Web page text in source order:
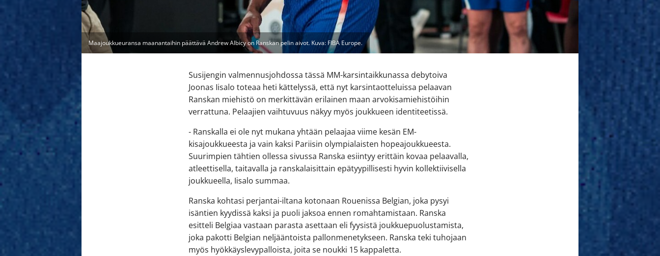
Maajoukkueuransa maanantaihin päättävä Andrew Albicy on Ranskan pelin aivot. Kuva: FIBA Europe.
Susijengin valmennusjohdossa tässä MM-karsintaikkunassa debytoiva
Joonas Iisalo toteaa heti kättelyssä, että nyt karsintaotteluissa pelaavan
Ranskan miehistö on merkittävän erilainen maan arvokisamiehistöihin
verrattuna. Pelaajien vaihtuvuus näkyy myös joukkueen identiteetissä.
- Ranskalla ei ole nyt mukana yhtään pelaajaa viime kesän EM-
kisajoukkueesta ja vain kaksi Pariisin olympialaisten hopeajoukkueesta.
Suurimpien tähtien ollessa sivussa Ranska esiintyy erittäin kovaa pelaavalla,
atleettisella, taitavalla ja ranskalaisittain epätyypillisesti hyvin kollektiivisella
joukkueella, Iisalo summaa.
Ranska kohtasi perjantai-iltana kotonaan Rouenissa Belgian, joka pysyi
isäntien kyydissä kaksi ja puoli jaksoa ennen romahtamistaan. Ranska
esitteli Belgiaa vastaan parasta asettaan eli fyysistä joukkuepuolustamista,
joka pakotti Belgian neljääntoista pallonmenetykseen. Ranska teki tuhojaan
myös hyökkäyslevypalloista, joita se noukki 15 kappaletta.